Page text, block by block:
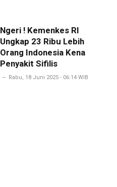
Ngeri ! Kemenkes RI
Ungkap 23 Ribu Lebih
Orang Indonesia Kena
Penyakit Sifilis
Rabu, 18 Juni 2025 - 06:14 WIB